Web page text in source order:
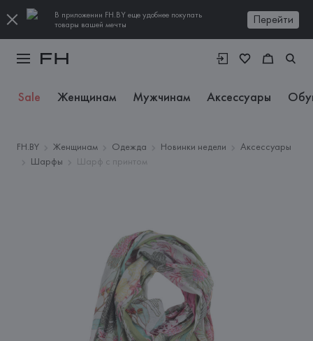
В приложении FH.BY еще удобнее покупать
товары вашей мечты
Перейти
Sale Женщинам Мужчинам Аксессуары
FH.BY Женщинам Одежда Новинки недели
Аксессуары
Шарфы
Шарф с принтом